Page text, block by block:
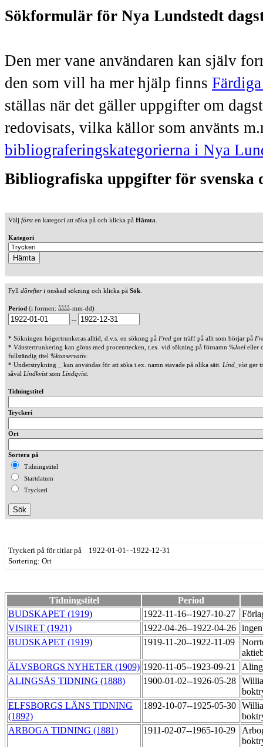
Sökformulär för Nya Lundstedt
Den mer vane användaren kan själv
den som vill ha mer hjälp finns
ställas när det gäller uppgifter om
redovisats, vilka källor som använts
bibliograferingskategorierna i Nya
Bibliografiska uppgifter för svenska
Välj försten kategori att söka på och klicka på Hämta
Kategori
Fyll därefteri önskad sökning och klicka på Sök
Period (i formen: åååå-mm-dd)
--
* Sökningen högertrunkeras alltid, d.v.s. en söknng på Fred ger träff på allt som börjar på
* Vänstertrunkering kan göras med procenttecken, t.ex. vid sökning på förnamn %Joel eller
fullständig titel %konservativ
* Understrykning _ kan användas för att söka t.ex. namn stavade på olika sätt. Lind_vistger
såväl Lindkvistsom Lindqvist.
Tidningstitel
Tryckeri
Ort
Sortera på
Tidningstitel
Startdatum
Tryckeri
Tryckeri på för titlar på 1922-01-01- -1922-12-31
Sortering: Ort
Tidningstitel
Period
BUDSKAPET (1919)
1922-11-16--1927-10-27
VISIRET (1921)
1922-04-26--1922-04-26
BUDSKAPET (1919)
1919-11-20--1922-11-09
ÄLVSBORGS NYHETER (1909) 1920-11-05--1923-09-21
ALINGSÅS TIDNING (1888)
1900-01-02--1926-05-28
ELFSBORGS LÄNS TIDNING
(1892)
1892-10-07--1925-05-30
ARBOGA TIDNING (1881)
1911-02-07--1965-10-29